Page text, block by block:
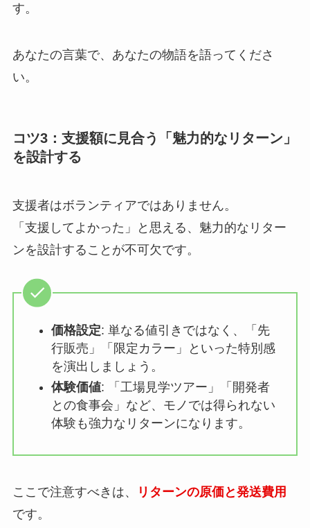
す。
あなたの言葉で、あなたの物語を語ってくださ
い。
コツ3：支援額に見合う「魅力的なリターン」
を設計する
支援者はボランティアではありません。
「支援してよかった」と思える、魅力的なリター
ンを設計することが不可欠です。
価格設定: 単なる値引きではなく、「先
行販売」「限定カラー」といった特別感
を演出しましょう。
体験価値: 「工場見学ツアー」「開発者
との食事会」など、モノでは得られない
体験も強力なリターンになります。
ここで注意すべきは、
リターンの原価と発送費用
です。